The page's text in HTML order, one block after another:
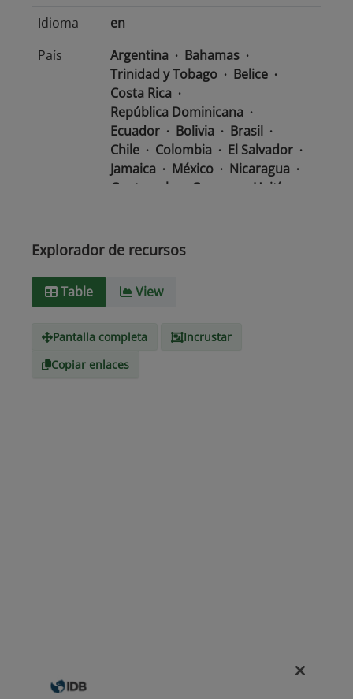
Idioma
en
País
Argentina
Bahamas
Trinidad y Tobago
Belice
Costa Rica
República Dominicana
Ecuador
Bolivia
Brasil
Chile
Colombia
El Salvador
Jamaica
México
Nicaragua
Guatemala
Guyana
Haití
Barbados
Paraguay
Tipo de
text/csv
Explorador de recursos
Table View
Pantalla completa
Incrustar
Copiar enlaces